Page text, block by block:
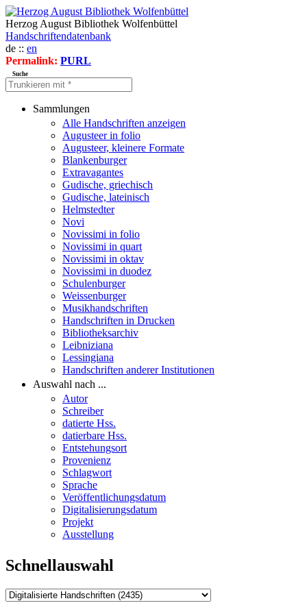
Herzog August Bibliothek Wolfenbüttel
Handschriftendatenbank
de :: en
Permalink: PURL
Suche
Sammlungen
Alle Handschriften anzeigen
Augusteer in folio
Augusteer, kleinere Formate
Blankenburger
Extravagantes
Gudische, griechisch
Gudische, lateinisch
Helmstedter
Novi
Novissimi in folio
Novissimi in quart
Novissimi in oktav
Novissimi in duodez
Schulenburger
Weissenburger
Musikhandschriften
Handschriften in Drucken
Bibliotheksarchiv
Leibniziana
Lessingiana
Handschriften anderer Institutionen
Auswahl nach ...
Autor
Schreiber
datierte Hss.
datierbare Hss.
Entstehungsort
Provenienz
Schlagwort
Sprache
Veröffentlichungsdatum
Digitalisierungsdatum
Projekt
Ausstellung
Schnellauswahl